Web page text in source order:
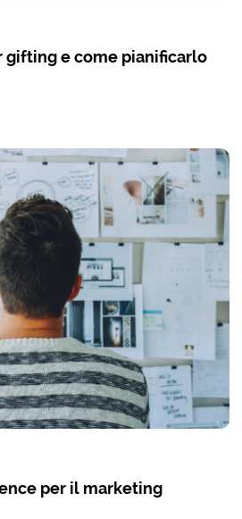
gifting e come pianificarlo
per il marketing